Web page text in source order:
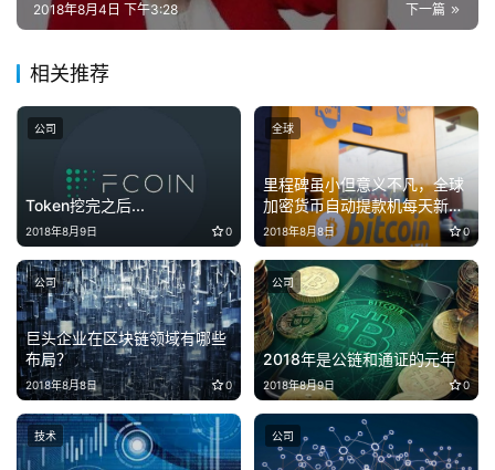
下一篇
2018年8月4日 下午3:28
相关推荐
Token挖完之后...
2018年8月9日 0
公司
里程碑虽小但意义不凡，全球
加密货币自动提款机每天新增
9台
2018年8月8日 0
全球
巨头企业在区块链领域有哪些
布局？
2018年8月8日 0
公司
2018年是公链和通证的元年
2018年8月9日 0
公司
技术 公司